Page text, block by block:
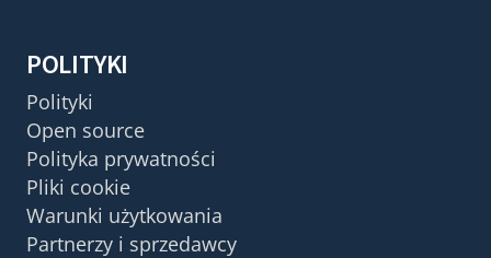
POLITYKI
Polityki
Open source
Polityka prywatności
Pliki cookie
Warunki użytkowania
Partnerzy i sprzedawcy